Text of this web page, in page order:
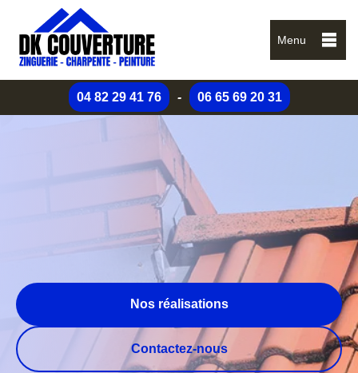
Menu
04 82 29 41 76 - 06 65 69 20 31
Nos réalisations
Contactez-nous